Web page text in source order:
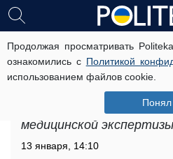
Продолжая просматривать
ознакомились с Политикой
использованием файлов cookie.
Понял
Жизнь водителя
внезапно
кадры трагедии
Полиция ждет выводов
медицинской
13 января, 14:10